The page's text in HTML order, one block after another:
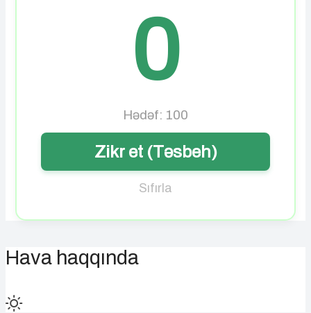
0
Hədəf: 100
Zikr et (Təsbeh)
Sıfırla
Hava haqqında